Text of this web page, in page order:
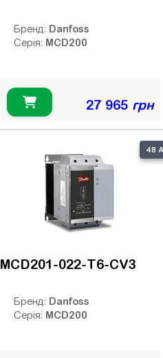
Бренд: Danfoss
Серія: MCD200
27 965 грн
48 А
MCD201-022-T6-CV3
Бренд: Danfoss
Серія: MCD200